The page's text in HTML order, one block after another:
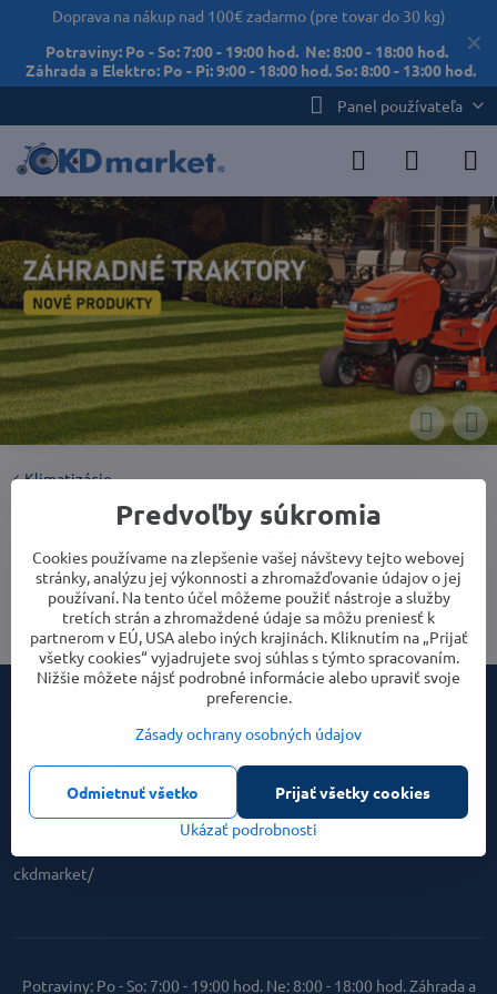
✕
Doprava na nákup nad 100€ zadarmo (pre tovar do 30 kg)
Potraviny: Po - So: 7:00 - 19:00 hod. Ne: 8:00 - 18:00 hod.
Záhrada a Elektro: Po - Pi: 9:00 - 18:00 hod. So: 8:00 - 13:00 hod.
Panel používateľa
Klimatizácie
Nástenné klimatizácie
Obchodné
podmienky
ckdmarket/
Potraviny: Po - So: 7:00 - 19:00 hod. Ne: 8:00 - 18:00 hod. Záhrada a
Predvoľby súkromia
Cookies používame na zlepšenie vašej návštevy tejto webovej
stránky, analýzu jej výkonnosti a zhromažďovanie údajov o jej
používaní. Na tento účel môžeme použiť nástroje a služby
tretích strán a zhromaždené údaje sa môžu preniesť k
partnerom v EÚ, USA alebo iných krajinách. Kliknutím na „Prijať
všetky cookies“ vyjadrujete svoj súhlas s týmto spracovaním.
Nižšie môžete nájsť podrobné informácie alebo upraviť svoje
preferencie.
Zásady ochrany osobných údajov
Ukázať podrobnosti
Prijať všetky cookies
Odmietnuť všetko